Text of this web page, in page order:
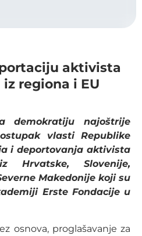
aktivista
regiona i EU
demokratiju najoštrije
vlasti Republike
i deportovanja aktivista
Hrvatske, Slovenije,
Makedonije koji su
Erste Fondacije u
osnova, proglašavanje za